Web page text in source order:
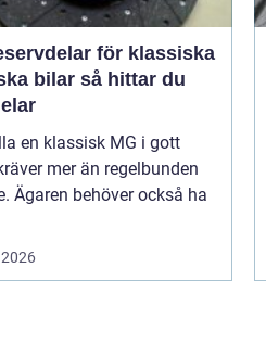
för klassiska
så hittar du
en klassisk MG i gott
mer än regelbunden
Ägaren behöver också ha